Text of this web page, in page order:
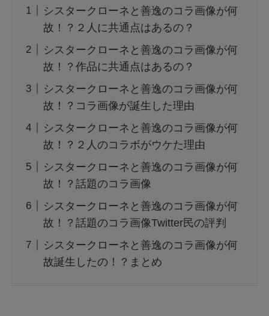
シスタークローネと善逸のコラ画像が何
故！？２人に共通点はあるの？
シスタークローネと善逸のコラ画像が何
故！？作品に共通点はあるの？
シスタークローネと善逸のコラ画像が何
故！？コラ画像が誕生した理由
シスタークローネと善逸のコラ画像が何
故！？２人のコラボがウケた理由
シスタークローネと善逸のコラ画像が何
故！？話題のコラ画像
シスタークローネと善逸のコラ画像が何
故！？話題のコラ画像Twitter民の評判
シスタークローネと善逸のコラ画像が何
故誕生したの！？まとめ